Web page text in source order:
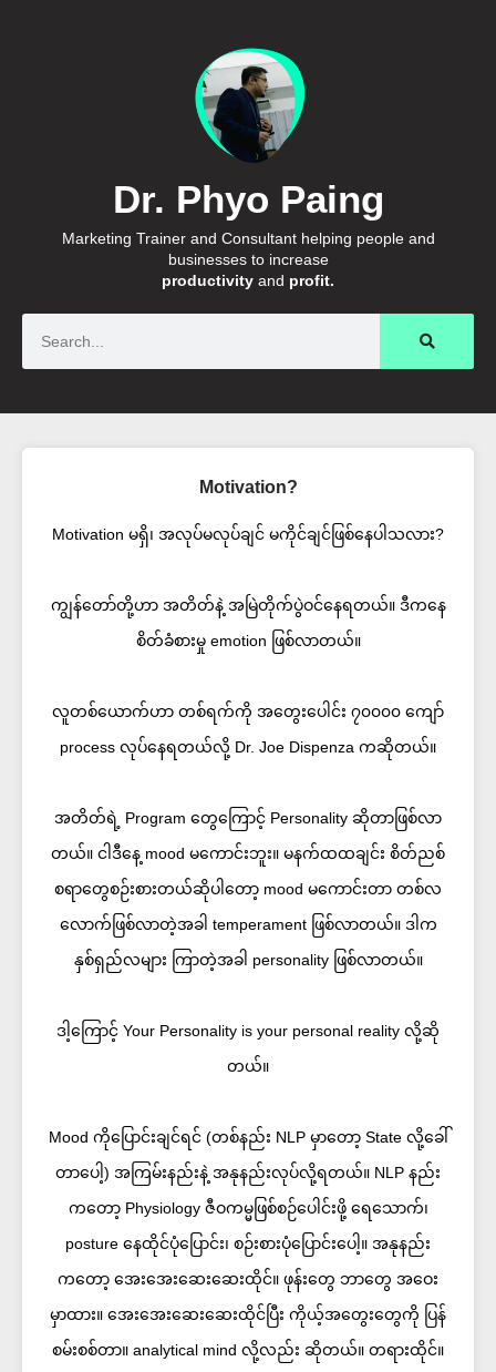
Dr. Phyo Paing
Marketing Trainer and Consultant helping people and
businesses to increase
productivity and profit.
Motivation?
Motivation မရှိ၊ အလုပ်မလုပ်ချင် မကိုင်ချင်ဖြစ်နေပါသလား?
ကျွန်တော်တို့ဟာ အတိတ်နဲ့ အမြဲတိုက်ပွဲဝင်နေရတယ်။ ဒီကနေ
စိတ်ခံစားမှု emotion ဖြစ်လာတယ်။
လူတစ်ယောက်ဟာ တစ်ရက်ကို အတွေးပေါင်း ၇၀၀၀၀ ကျော်
process လုပ်နေရတယ်လို့ Dr. Joe Dispenza ကဆိုတယ်။
အတိတ်ရဲ့ Program တွေကြောင့် Personality ဆိုတာဖြစ်လာ
တယ်။ ငါဒီနေ့ mood မကောင်းဘူး။ မနက်ထထချင်း စိတ်ညစ်
စရာတွေစဉ်းစားတယ်ဆိုပါတော့ mood မကောင်းတာ တစ်လ
လောက်ဖြစ်လာတဲ့အခါ temperament ဖြစ်လာတယ်။ ဒါက
နှစ်ရှည်လများ ကြာတဲ့အခါ personality ဖြစ်လာတယ်။
ဒါ့ကြောင့် Your Personality is your personal reality လို့ဆို
တယ်။
Mood ကိုပြောင်းချင်ရင် (တစ်နည်း NLP မှာတော့ State လို့ခေါ်
တာပေါ့) အကြမ်းနည်းနဲ့ အနုနည်းလုပ်လို့ရတယ်။ NLP နည်း
ကတော့ Physiology ဇီဝကမ္မဖြစ်စဉ်ပေါင်းဖို့ ရေသောက်၊
posture နေထိုင်ပုံပြောင်း၊ စဉ်းစားပုံပြောင်းပေါ့။ အနုနည်း
ကတော့ အေးအေးဆေးဆေးထိုင်။ ဖုန်းတွေ ဘာတွေ အဝေး
မှာထား။ အေးအေးဆေးဆေးထိုင်ပြီး ကိုယ့်အတွေးတွေကို ပြန်
စမ်းစစ်တာ။ analytical mind လို့လည်း ဆိုတယ်။ တရားထိုင်။